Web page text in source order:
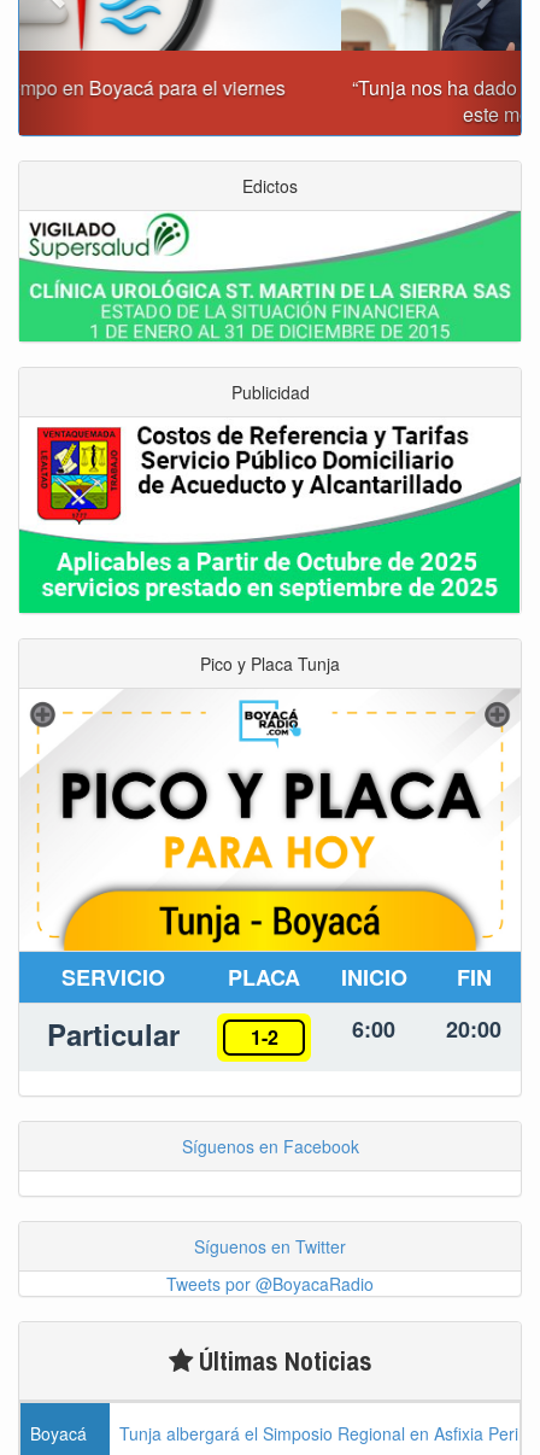
“Tunja nos ha dado demasiado y no podemos fallarle en
Edictos
Publicidad
Pico y Placa Tunja
SERVICIO PLACA INICIO FIN
Particular 1-2 6:00 20:00
Síguenos en Facebook
Síguenos en Twitter
Tweets por @BoyacaRadio
Últimas Noticias
Boyacá Tunja albergará el Simposio Regional en Asfixia